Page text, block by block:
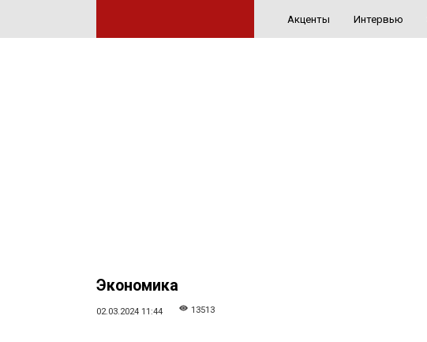
Акценты Интервью
Экономика
02.03.2024 11:44 13513